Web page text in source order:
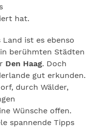
hat.
ist es ebenso
berühmten Städten
Den Haag. Doch
gut erkunden.
durch Wälder,
Wünsche offen.
spannende Tipps